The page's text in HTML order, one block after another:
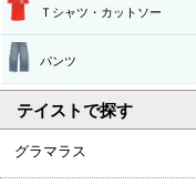
Ｔシャツ・カットソー
パンツ
テイストで探す
グラマラス